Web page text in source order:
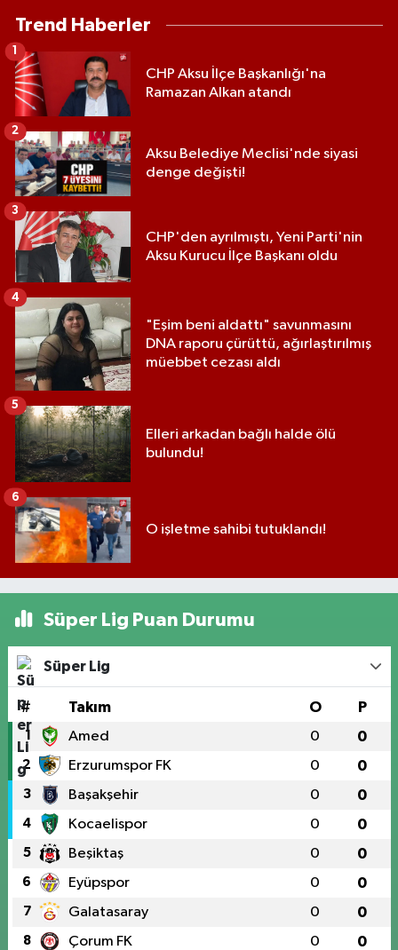
Trend Haberler
CHP Aksu İlçe Başkanlığı'na
Ramazan Alkan atandı
1
Aksu Belediye Meclisi'nde siyasi
denge değişti!
2
CHP'den ayrılmıştı, Yeni Parti'nin
Aksu Kurucu İlçe Başkanı oldu
3
"Eşim beni aldattı" savunmasını
DNA raporu çürüttü, ağırlaştırılmış
müebbet cezası aldı
4
Elleri arkadan bağlı halde ölü
bulundu!
5
O işletme sahibi tutuklandı!
6
Süper Lig Puan Durumu
Süper Lig
# Takım O P
1 Amed 0 0
2 Erzurumspor FK 0 0
3 Başakşehir 0 0
4 Kocaelispor 0 0
5 Beşiktaş 0 0
6 Eyüpspor 0 0
7 Galatasaray 0 0
8 Çorum FK 0 0